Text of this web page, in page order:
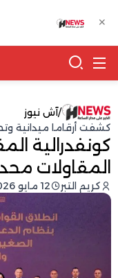
/آش نيوز
كشفت أرقاما ميدانية
كونفدرالية
المقاولات
كريم التبر 12 مايو 2026 - 06:00
✕